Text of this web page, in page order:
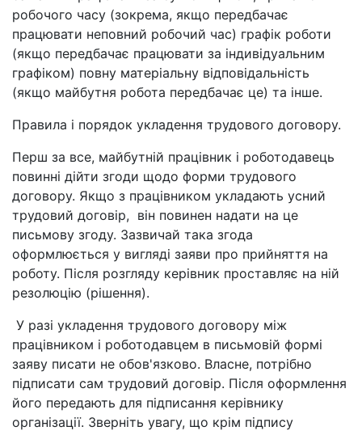
робочого часу (зокрема, якщо передбачає
працювати неповний робочий час) графік роботи
(якщо передбачає працювати за індивідуальним
графіком) повну матеріальну відповідальність
(якщо майбутня робота передбачає це) та інше.
Правила і порядок укладення трудового договору.
Перш за все, майбутній працівник і роботодавець
повинні дійти згоди щодо форми трудового
договору. Якщо з працівником укладають усний
трудовий договір, він повинен надати на це
письмову згоду. Зазвичай така згода
оформлюється у вигляді заяви про прийняття на
роботу. Після розгляду керівник проставляє на ній
резолюцію (рішення).
У разі укладення трудового договору між
працівником і роботодавцем в письмовій формі
заяву писати не обов'язково. Власне, потрібно
підписати сам трудовий договір. Після оформлення
його передають для підписання керівнику
організації. Зверніть увагу, що крім підпису